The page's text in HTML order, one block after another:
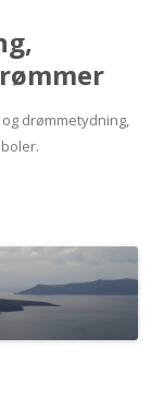
drømmetydning,